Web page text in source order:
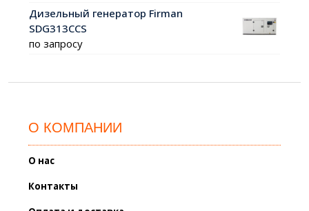
Дизельный генератор Firman
SDG313СCS
по запросу
О КОМПАНИИ
О нас
Контакты